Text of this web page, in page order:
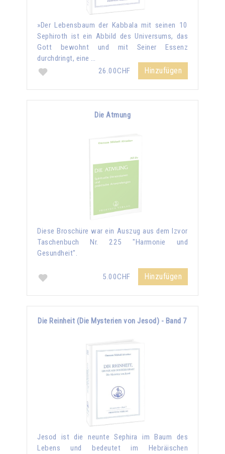
»Der Lebensbaum der Kabbala mit seinen 10
Sephiroth ist ein Abbild des Universums, das
Gott bewohnt und mit Seiner Essenz
durchdringt, eine …
26.00CHF
Hinzufügen
Die Atmung
Diese Broschüre war ein Auszug aus dem Izvor
Taschenbuch Nr. 225 "Harmonie und
Gesundheit".
5.00CHF Hinzufügen
Die Reinheit (Die Mysterien von Jesod) - Band 7
Jesod ist die neunte Sephira im Baum des
Lebens und bedeutet im Hebräischen